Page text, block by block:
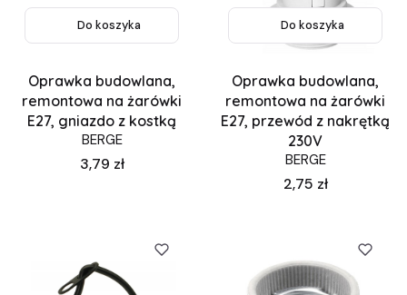
Do koszyka
Oprawka budowlana,
remontowa na żarówki
E27, gniazdo z kostką
BERGE
Cena
3,79 zł
Do koszyka
Oprawka budowlana,
remontowa na żarówki
E27, przewód z nakrętką
230V
BERGE
Cena
2,75 zł